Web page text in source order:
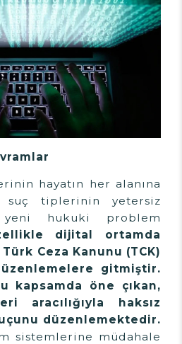
hayatın her alanına
suç tiplerinin yetersiz
hukuki problem
dijital ortamda
Ceza Kanunu (TCK)
gitmiştir.
kapsamda öne çıkan,
aracılığıyla haksız
düzenlemektedir.
sistemlerine müdahale